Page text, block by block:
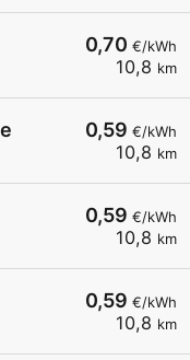
0,70 €/kWh
10,8 km
0,59 €/kWh
10,8 km
0,59 €/kWh
10,8 km
0,59 €/kWh
10,8 km